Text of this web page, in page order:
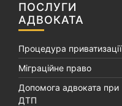
ПОСЛУГИ
АДВОКАТА
Процедура приватизації
Міграційне право
Допомога адвоката при
ДТП